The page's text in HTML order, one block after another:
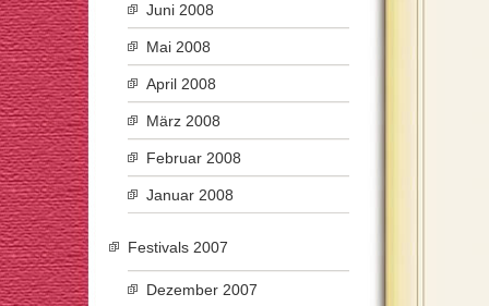
Juni 2008
Mai 2008
April 2008
März 2008
Februar 2008
Januar 2008
Festivals 2007
Dezember 2007